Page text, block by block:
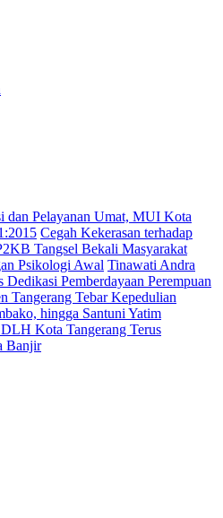
dan Pelayanan Umat, MUI Kota
Cegah Kekerasan terhadap
Tangsel Bekali Masyarakat
Psikologi Awal Tinawati Andra
Pemberdayaan Perempuan
Tangerang Tebar Kepedulian
hingga Santuni Yatim
Kota Tangerang Terus
Banjir